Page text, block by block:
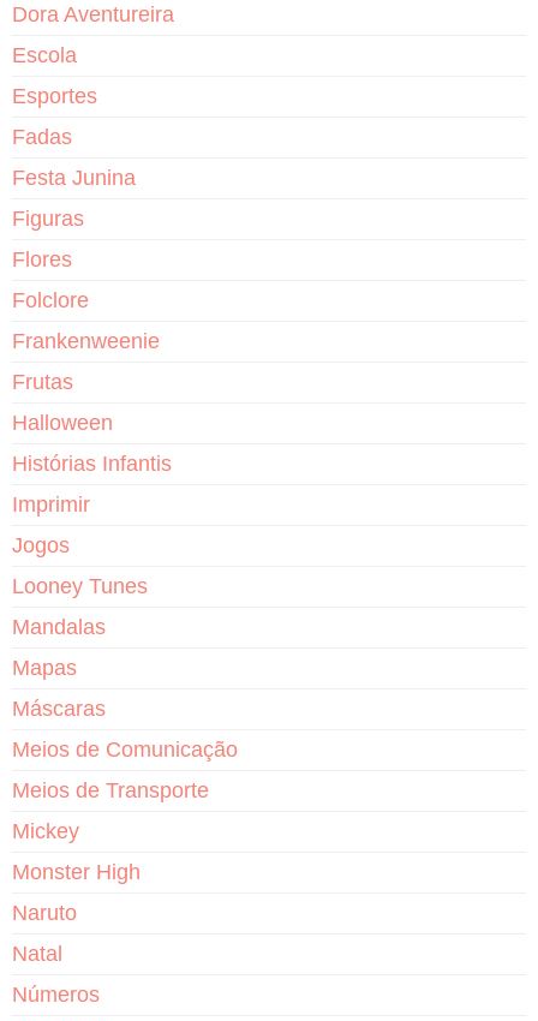
Dora Aventureira
Escola
Esportes
Fadas
Festa Junina
Figuras
Flores
Folclore
Frankenweenie
Frutas
Halloween
Histórias Infantis
Imprimir
Jogos
Looney Tunes
Mandalas
Mapas
Máscaras
Meios de Comunicação
Meios de Transporte
Mickey
Monster High
Naruto
Natal
Números